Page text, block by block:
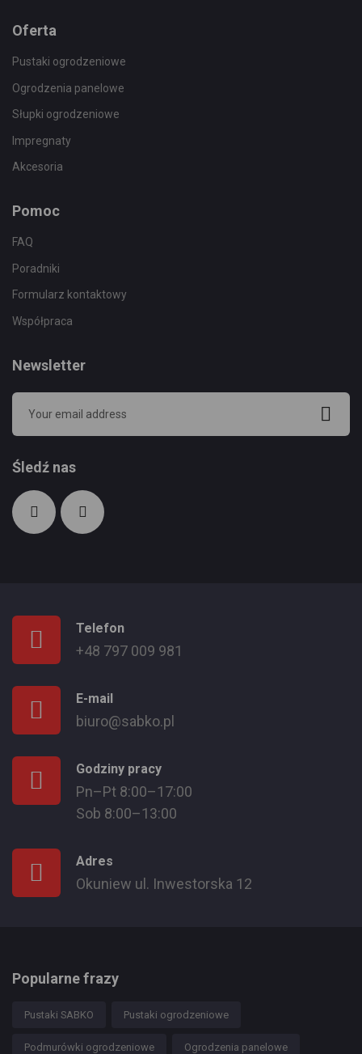
Oferta
Pustaki ogrodzeniowe
Ogrodzenia panelowe
Słupki ogrodzeniowe
Impregnaty
Akcesoria
Pomoc
FAQ
Poradniki
Formularz kontaktowy
Współpraca
Newsletter
Śledź nas
Telefon
+48 797 009 981
E-mail
biuro@sabko.pl
Godziny pracy
Pn–Pt 8:00–17:00
Sob 8:00–13:00
Adres
Okuniew ul. Inwestorska 12
Popularne frazy
Pustaki SABKO Pustaki ogrodzeniowe
Podmurówki ogrodzeniowe Ogrodzenia panelowe